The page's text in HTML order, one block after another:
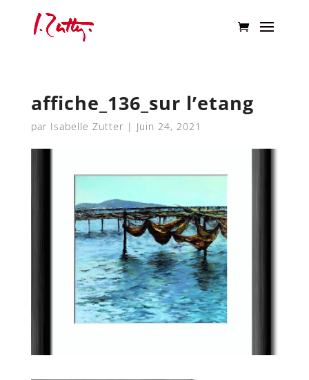
affiche_136_sur l’etang
par Isabelle Zutter | Juin 24, 2021